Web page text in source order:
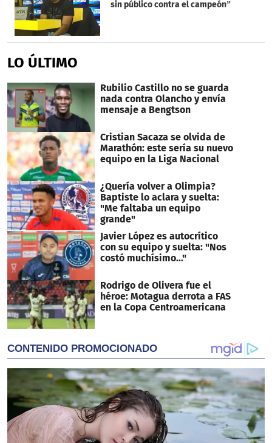
sin público contra el campeón”
LO ÚLTIMO
Rubilio Castillo no se guarda
nada contra Olancho y envía
mensaje a Bengtson
Cristian Sacaza se olvida de
Marathón: este sería su nuevo
equipo en la Liga Nacional
¿Quería volver a Olimpia?
Baptiste lo aclara y suelta:
"Me faltaba un equipo
grande"
Javier López es autocrítico
con su equipo y suelta: "Nos
costó muchísimo..."
Rodrigo de Olivera fue el
héroe: Motagua derrota a FAS
en la Copa Centroamericana